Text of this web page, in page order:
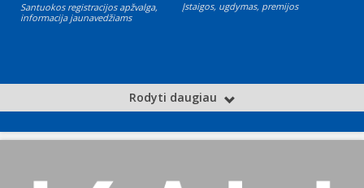
Santuokos registracijos apžvalga,
informacija jaunavedžiams
Įstaigos, ugdymas, premijos
Rodyti daugiau